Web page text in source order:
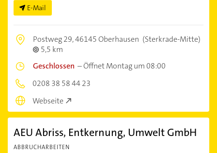
E-Mail
Postweg 29,46145 Oberhausen (Sterkrade-Mitte)
5,5 km
Geschlossen –Öffnet Montag um 08:00
0208 38 58 44 23
Webseite
AEU Abriss, Entkernung, Umwelt GmbH
ABBRUCHARBEITEN